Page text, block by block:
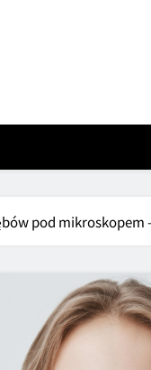
pod mikroskopem